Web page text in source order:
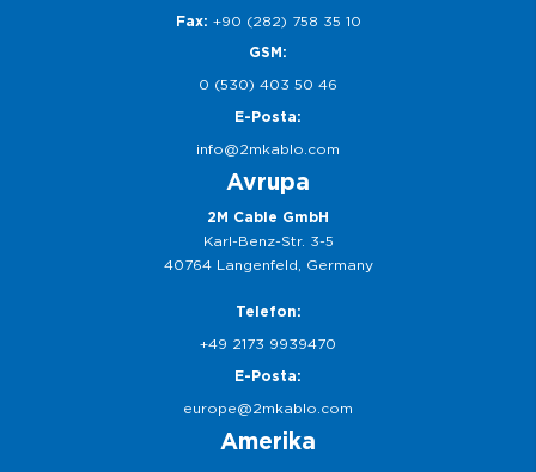
Fax: +90 (282) 758 35 10
GSM:
0 (530) 403 50 46
E-Posta:
info@2mkablo.com
Avrupa
2M Cable GmbH
Karl-Benz-Str. 3-5
40764 Langenfeld, Germany
Telefon:
+49 2173 9939470
E-Posta:
europe@2mkablo.com
Amerika